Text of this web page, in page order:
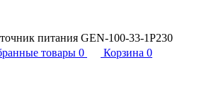
питания GEN-100-33-1P230
товары 0 Корзина 0